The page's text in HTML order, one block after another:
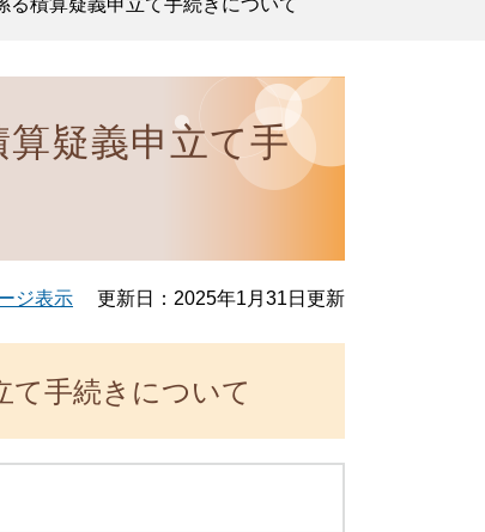
疑義申立て手
ジ表示 更新日：2025年1月31日更新
て手続きについて